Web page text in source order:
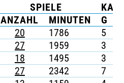
SPIELE
ANZAHL MINUTEN G
20 1786 5
27 1959 3
18 1495 3
27 2342 7